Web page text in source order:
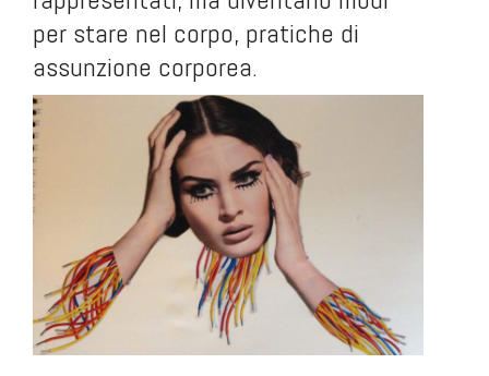
per stare nel corpo, pratiche di
assunzione corporea.